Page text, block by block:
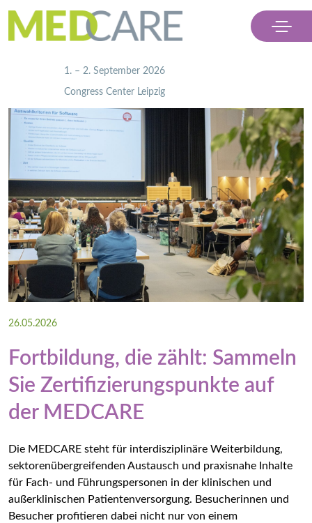
                    1. – 2. September 2026
Menü
Ausstellen
Besuchen
Partner
Kontakt & Presse
Ticket kaufen
Datenschutz
Die MEDCARE – ein Kongress der Gesundheitsforen
26.05.2026
Fortbildung, die zählt: Sammeln
Sie Zertifizierungspunkte auf
der MEDCARE
Die MEDCARE steht für interdisziplinäre Weiterbildung,
sektorenübergreifenden Austausch und praxisnahe Inhalte
für Fach- und Führungspersonen in der klinischen und
außerklinischen Patientenversorgung. Besucherinnen und
Besucher profitieren dabei nicht nur von einem